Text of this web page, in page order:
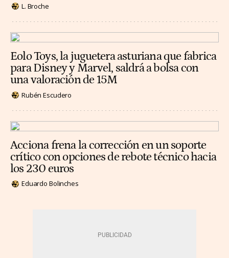
L. Broche
Eolo Toys, la juguetera asturiana que fabrica
para Disney y Marvel, saldrá a bolsa con
una valoración de 15M
Rubén Escudero
Acciona frena la corrección en un soporte
crítico con opciones de rebote técnico hacia
los 230 euros
Eduardo Bolinches